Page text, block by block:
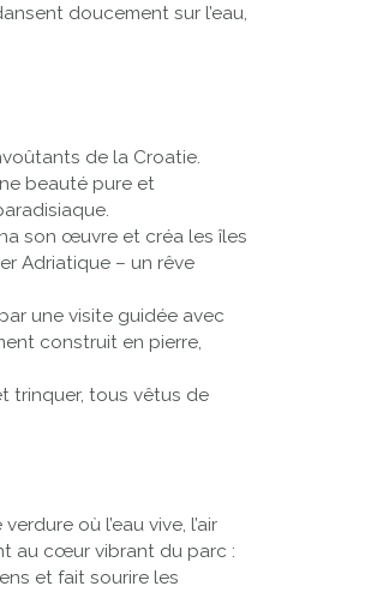
doucement sur l’eau,
de la Croatie.
beauté pure et
son œuvre et créa les îles
Adriatique – un rêve
une visite guidée avec
construit en pierre,
trinquer, tous vêtus de
où l’eau vive, l’air
au cœur vibrant du parc :
et fait sourire les